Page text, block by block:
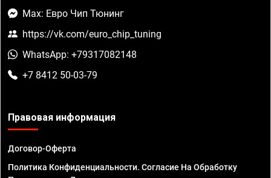
Max: Евро Чип Тюнинг
https://vk.com/euro_chip_tuning
WhatsApp: +79317082148
+7 8412 50-03-79
Правовая информация
Договор-Оферта
Политика Конфиденциальности. Согласие На Обработку